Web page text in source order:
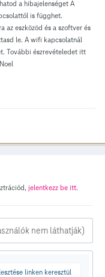
a hibajelenséget A
is függhet.
az eszközöd és a szoftver és
le. A wifi kapcsolatnál
További észrevételedet itt
jelentkezz be itt.
linken keresztül